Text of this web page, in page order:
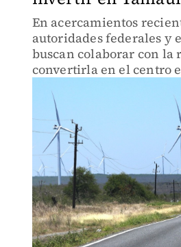
En acercamientos
autoridades federales y
buscan colaborar con la
convertirla en el centro